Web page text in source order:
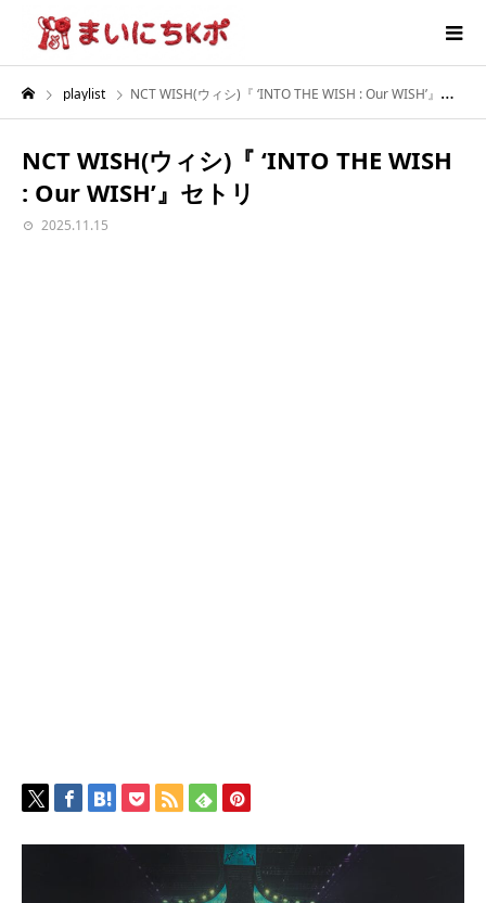
playlist NCT WISH(ウィシ)『 ‘INTO THE WISH : Our WISH’』セトリ
NCT WISH(ウィシ)『 ‘INTO THE WISH
: Our WISH’』セトリ
2025.11.15